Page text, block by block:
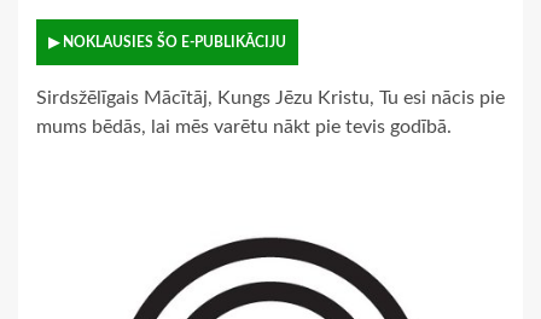
▶ NOKLAUSIES ŠO E-PUBLIKĀCIJU
Sirdsžēlīgais Mācītāj, Kungs Jēzu Kristu, Tu esi nācis pie
mums bēdās, lai mēs varētu nākt pie tevis godībā.